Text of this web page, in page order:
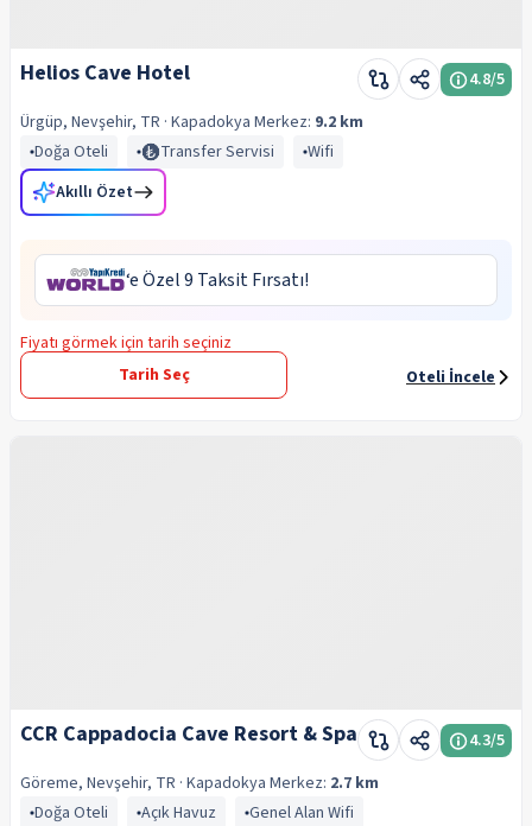
Helios Cave Hotel 4.8/5
Ürgüp, Nevşehir, TR · Kapadokya Merkez: 9.2 km
Doğa Oteli
Transfer Servisi
Wifi
Akıllı Özet
‘e Özel 9 Taksit Fırsatı!
Fiyatı görmek için tarih seçiniz
Tarih Seç
Oteli İncele
CCR Cappadocia Cave Resort & Spa 4.3/5
Göreme, Nevşehir, TR · Kapadokya Merkez: 2.7 km
Doğa Oteli
Açık Havuz
Genel Alan Wifi